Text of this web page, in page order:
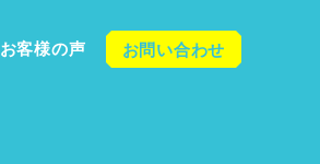
お客様の声 お問い合わせ